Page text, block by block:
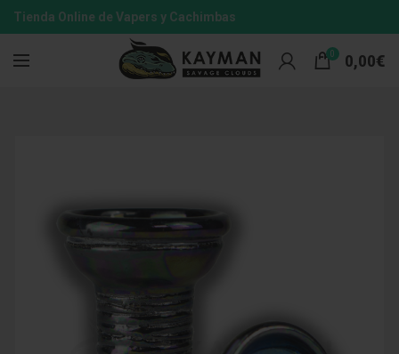
Tienda Online de Vapers y Cachimbas
0 0,00€